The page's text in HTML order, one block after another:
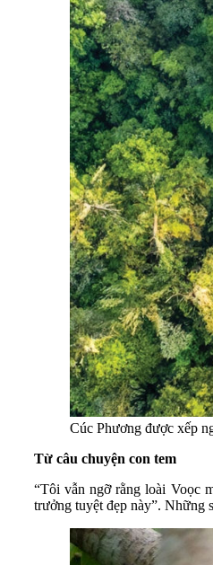
Cúc Phương được xếp
Từ câu chuyện con tem
“Tôi vẫn ngỡ rằng loài Voọc
trưởng tuyệt đẹp này”. Những